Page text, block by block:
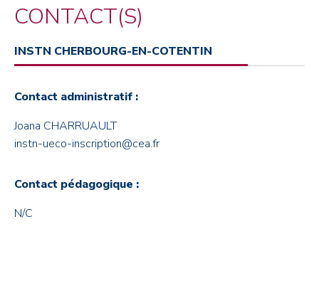
CONTACT(S)
INSTN CHERBOURG-EN-COTENTIN
Contact administratif :
Joana CHARRUAULT
instn-ueco-inscription@cea.fr
Contact pédagogique :
N/C